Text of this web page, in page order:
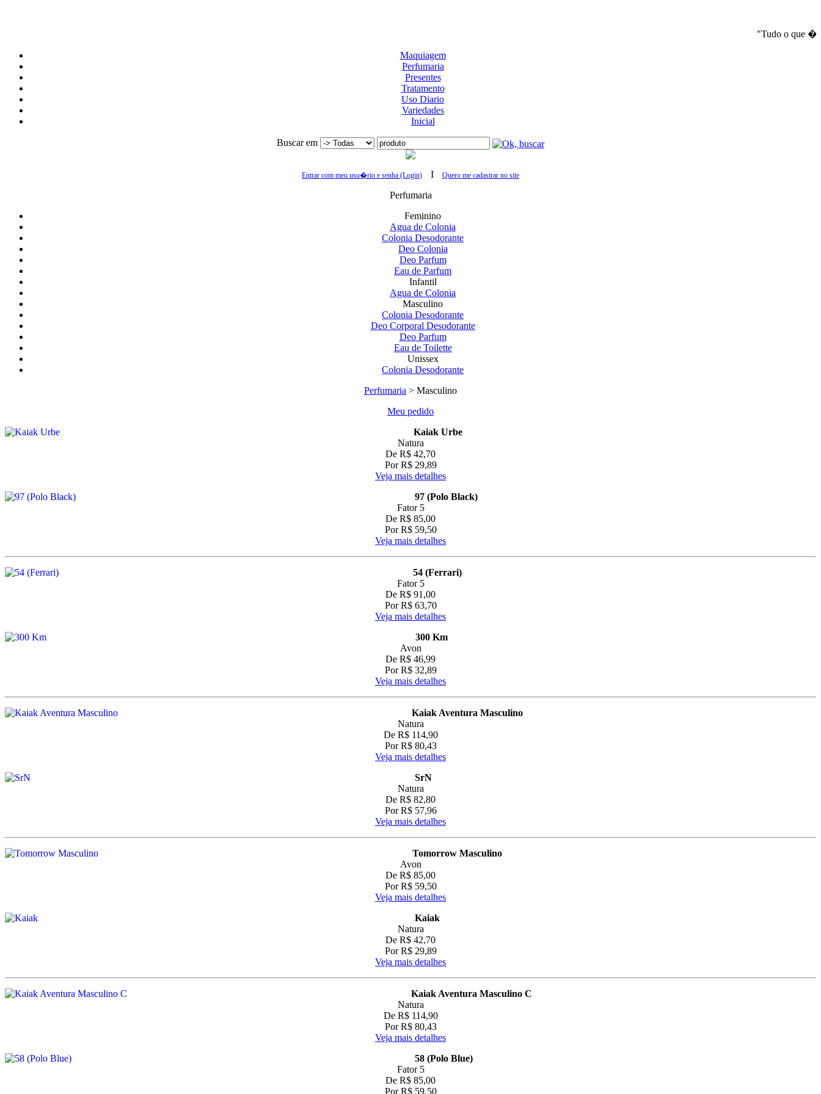
"Tudo o que �
Maquiagem
Perfumaria
Presentes
Tratamento
Uso Diario
Variedades
Inicial
Buscar em
Entrar com meu usu�rio e senha (Login) I Quero me cadastrar no site
Perfumaria
Feminino
Agua de Colonia
Colonia Desodorante
Deo Colonia
Deo Parfum
Eau de Parfum
Infantil
Agua de Colonia
Masculino
Colonia Desodorante
Deo Corporal Desodorante
Deo Parfum
Eau de Toilette
Unissex
Colonia Desodorante
Perfumaria > Masculino
Meu pedido
Kaiak Urbe
Natura
De R$ 42,70
Por R$ 29,89
Veja mais detalhes
97 (Polo Black)
Fator 5
De R$ 85,00
Por R$ 59,50
Veja mais detalhes
54 (Ferrari)
Fator 5
De R$ 91,00
Por R$ 63,70
Veja mais detalhes
300 Km
Avon
De R$ 46,99
Por R$ 32,89
Veja mais detalhes
Kaiak Aventura Masculino
Natura
De R$ 114,90
Por R$ 80,43
Veja mais detalhes
SrN
Natura
De R$ 82,80
Por R$ 57,96
Veja mais detalhes
Tomorrow Masculino
Avon
De R$ 85,00
Por R$ 59,50
Veja mais detalhes
Kaiak
Natura
De R$ 42,70
Por R$ 29,89
Veja mais detalhes
Kaiak Aventura Masculino C
Natura
De R$ 114,90
Por R$ 80,43
Veja mais detalhes
58 (Polo Blue)
Fator 5
De R$ 85,00
Por R$ 59,50